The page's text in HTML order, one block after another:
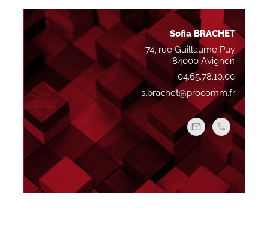
Sofia BRACHET
74, rue Guillaume Puy
84000 Avignon
04.65.78.10.00
s.brachet@procomm.fr